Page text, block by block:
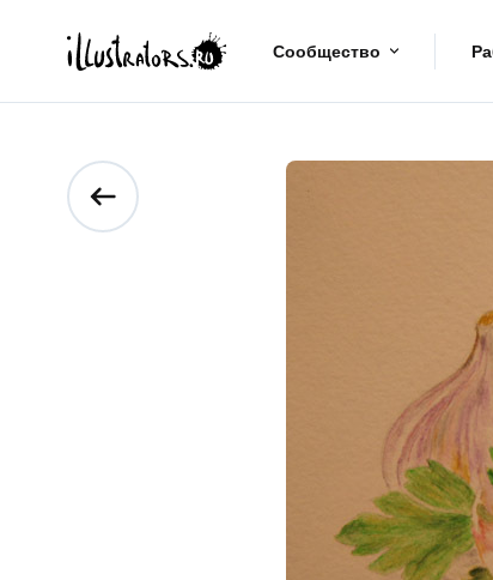
Сообщество